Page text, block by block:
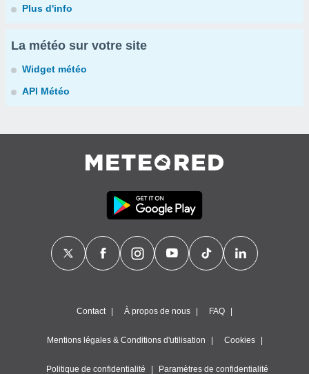
Plus d'info
La météo sur votre site
Widget météo
API Météo
Contact À propos de nous FAQ
Mentions légales & Conditions d'utilisation Cookies
Politique de confidentialité Paramètres de confidentialité